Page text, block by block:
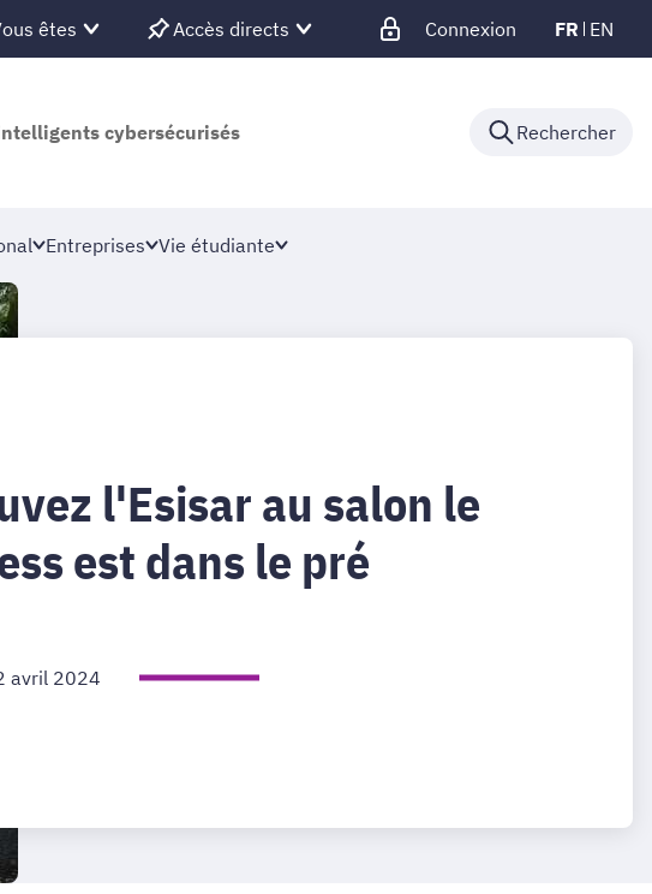
êtes Accès directs Connexion FR EN
cybersécurisés Rechercher
Entreprises Vie étudiante
l'Esisar au salon le
est dans le pré
avril 2024